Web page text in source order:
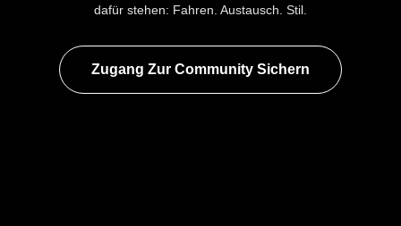
dafür stehen: Fahren. Austausch. Stil.
Zugang Zur Community Sichern